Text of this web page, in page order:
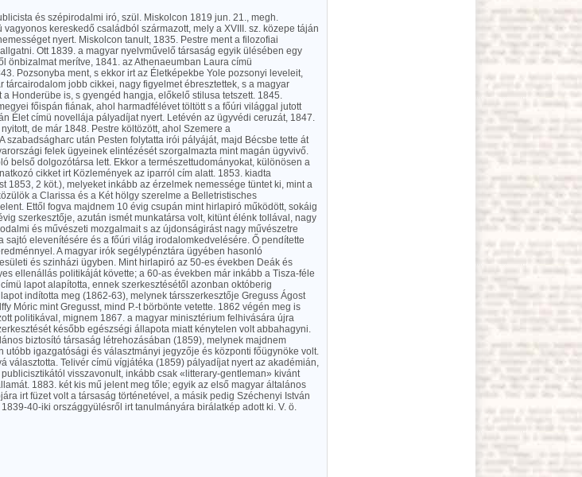
és szépirodalmi iró, szül. Miskolcon 1819 jun. 21., megh.
kereskedő családból származott, mely a XVIII. sz. közepe táján
nyert. Miskolcon tanult, 1835. Pestre ment a filozofiai
Ott 1839. a magyar nyelvművelő társaság egyik ülésében egy
önbizalmat merítve, 1841. az Athenaeumban Laura címü
Pozsonyba ment, s ekkor irt az Életképekbe Yole pozsonyi leveleit,
tárcairodalom jobb cikkei, nagy figyelmet ébresztettek, s a magyar
Honderübe is, s gyengéd hangja, előkelő stilusa tetszett. 1845.
főispán fiának, ahol harmadfélévet töltött s a főúri világgal jutott
Élet címü novellája pályadíjat nyert. Letévén az ügyvédi ceruzát, 1847.
de már 1848. Pestre költözött, ahol Szemere a
szabadságharc után Pesten folytatta irói pályáját, majd Bécsbe tette át
felek ügyeinek elintézését szorgalmazta mint magán ügyvivő.
belső dolgozótársa lett. Ekkor a természettudományokat, különösen a
cikket irt Közlemények az iparról cím alatt. 1853. kiadta
1853, 2 köt.), melyeket inkább az érzelmek nemessége tüntet ki, mint a
a Clarissa és a Két hölgy szerelme a Belletristisches
Ettől fogva majdnem 10 évig csupán mint hirlapiró működött, sokáig
szerkesztője, azután ismét munkatársa volt, kitünt élénk tollával, nagy
és művészeti mozgalmait s az újdonságirást nagy művészetre
sajtó elevenítésére és a főúri világ irodalomkedvelésére. Ő pendítette
A magyar irók segélypénztára ügyében hasonló
és szinházi ügyben. Mint hirlapiró az 50-es években Deák és
ellenállás politikáját követte; a 60-as években már inkább a Tisza-féle
lapot alapította, ennek szerkesztésétől azonban októberig
indította meg (1862-63), melynek társszerkesztője Greguss Ágost
Móric mint Gregusst, mind P.-t börbönte vetette. 1862 végén meg is
politikával, mignem 1867. a magyar minisztérium felhivására újra
később egészségi állapota miatt kénytelen volt abbahagyni.
biztosító társaság létrehozásában (1859), melynek majdnem
utóbb igazgatósági és választmányi jegyzője és központi főügynöke volt.
választotta. Telivér címü vígjátéka (1859) pályadíjat nyert az akadémián,
visszavonult, inkább csak «litterary-gentleman» kivánt
1883. két kis mű jelent meg tőle; egyik az első magyar általános
irt füzet volt a társaság történetével, a másik pedig Széchenyi István
40-iki országgyülésről irt tanulmányára birálatkép adott ki. V. ö.